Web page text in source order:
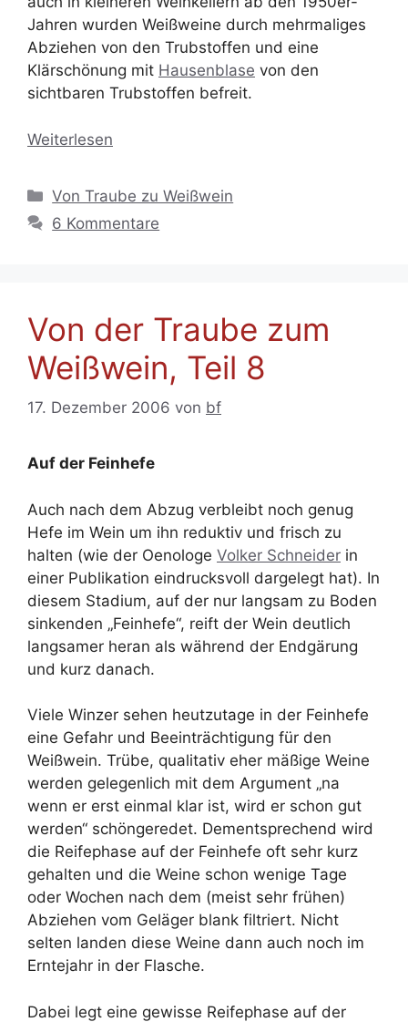
Jahren wurden Weißweine durch mehrmaliges
Abziehen von den Trubstoffen und eine
Klärschönung mit Hausenblase von den
sichtbaren Trubstoffen befreit.
Weiterlesen
Kategorien
Von Traube zu Weißwein
6 Kommentare
Von der Traube zum
Weißwein, Teil 8
17. Dezember 2006 von bf
Auf der Feinhefe
Auch nach dem Abzug verbleibt noch genug
Hefe im Wein um ihn reduktiv und frisch zu
halten (wie der Oenologe Volker Schneider in
einer Publikation eindrucksvoll dargelegt hat). In
diesem Stadium, auf der nur langsam zu Boden
sinkenden „Feinhefe“, reift der Wein deutlich
langsamer heran als während der Endgärung
und kurz danach.
Viele Winzer sehen heutzutage in der Feinhefe
eine Gefahr und Beeinträchtigung für den
Weißwein. Trübe, qualitativ eher mäßige Weine
werden gelegenlich mit dem Argument „na
wenn er erst einmal klar ist, wird er schon gut
werden“ schöngeredet. Dementsprechend wird
die Reifephase auf der Feinhefe oft sehr kurz
gehalten und die Weine schon wenige Tage
oder Wochen nach dem (meist sehr frühen)
Abziehen vom Geläger blank filtriert. Nicht
selten landen diese Weine dann auch noch im
Erntejahr in der Flasche.
Dabei legt eine gewisse Reifephase auf der